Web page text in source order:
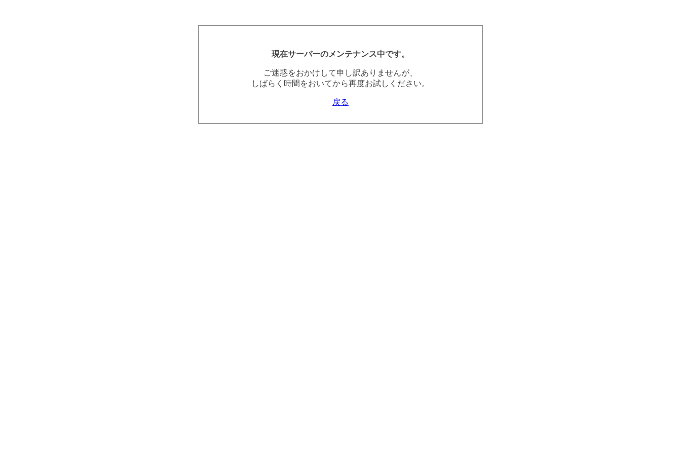
現在サーバーのメンテナンス中です。
ご迷惑をおかけして申し訳ありませんが、
しばらく時間をおいてから再度お試しください。
戻る